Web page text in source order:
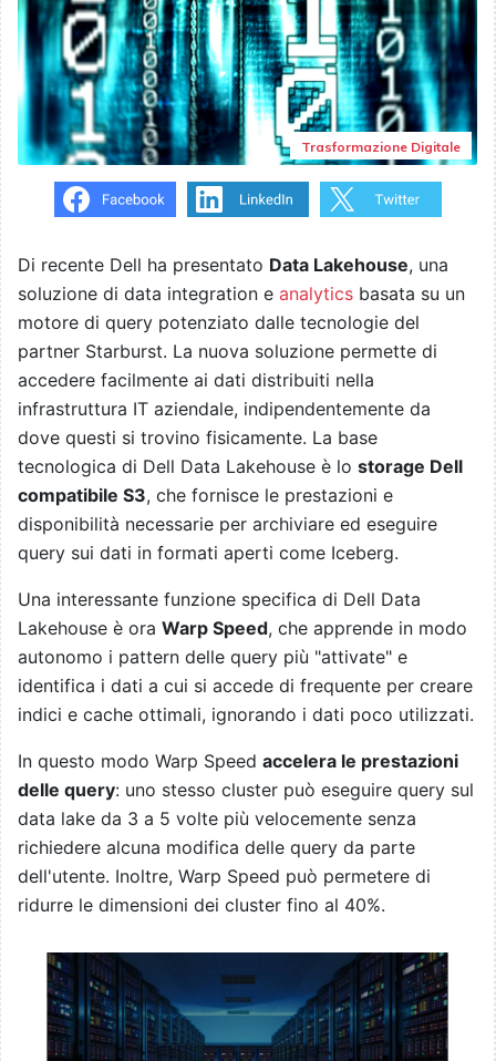
Trasformazione Digitale
Di recente Dell ha presentato Data Lakehouse, una
soluzione di data integration e analytics basata su un
motore di query potenziato dalle tecnologie del
partner Starburst. La nuova soluzione permette di
accedere facilmente ai dati distribuiti nella
infrastruttura IT aziendale, indipendentemente da
dove questi si trovino fisicamente. La base
tecnologica di Dell Data Lakehouse è lo storage Dell
compatibile S3, che fornisce le prestazioni e
disponibilità necessarie per archiviare ed eseguire
query sui dati in formati aperti come Iceberg.
Una interessante funzione specifica di Dell Data
Lakehouse è ora Warp Speed, che apprende in modo
autonomo i pattern delle query più "attivate" e
identifica i dati a cui si accede di frequente per creare
indici e cache ottimali, ignorando i dati poco utilizzati.
In questo modo Warp Speed accelera le prestazioni
delle query: uno stesso cluster può eseguire query sul
data lake da 3 a 5 volte più velocemente senza
richiedere alcuna modifica delle query da parte
dell'utente. Inoltre, Warp Speed può permetere di
ridurre le dimensioni dei cluster fino al 40%.